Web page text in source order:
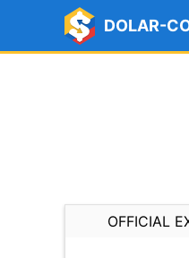
DOLAR-
OFFICIAL